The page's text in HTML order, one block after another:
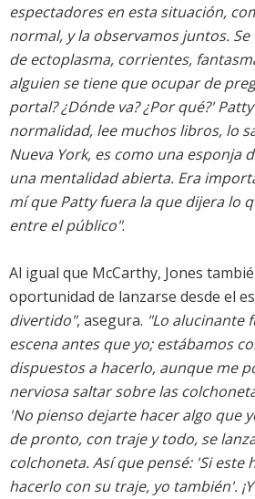
espectadores en esta situación,
normal, y la observamos juntos.
de ectoplasma, corrientes,
alguien se tiene que ocupar de
portal? ¿Dónde va? ¿Por qué?'
normalidad, lee muchos libros, lo
Nueva York, es como una esponja
una mentalidad abierta. Era
mí que Patty fuera la que dijera lo
entre el público".
Al igual que McCarthy, Jones
oportunidad de lanzarse desde el
divertido", asegura. "Lo alucinante
escena antes que yo; estábamos
dispuestos a hacerlo, aunque me
nerviosa saltar sobre las
'No pienso dejarte hacer algo que
de pronto, con traje y todo, se
colchoneta. Así que pensé: 'Si este
hacerlo con su traje, yo también'.